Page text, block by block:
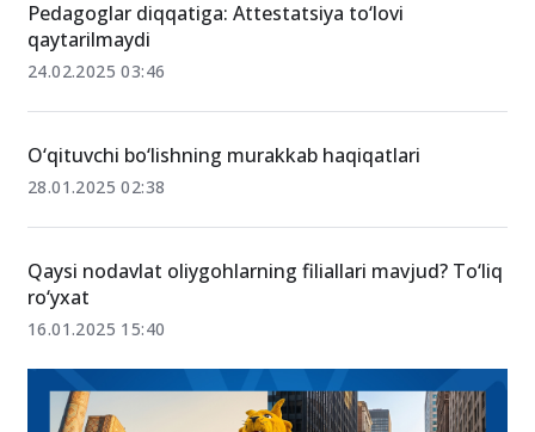
Pedagoglar diqqatiga: Attestatsiya to‘lovi
qaytarilmaydi
24.02.2025 03:46
O‘qituvchi bo‘lishning murakkab haqiqatlari
28.01.2025 02:38
Qaysi nodavlat oliygohlarning filiallari mavjud? To‘liq
ro‘yxat
16.01.2025 15:40